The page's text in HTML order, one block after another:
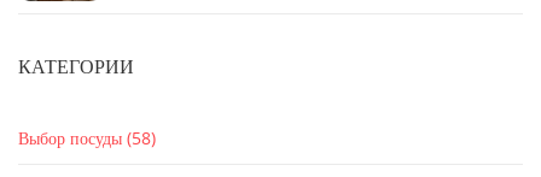
КАТЕГОРИИ
Выбор посуды (58)